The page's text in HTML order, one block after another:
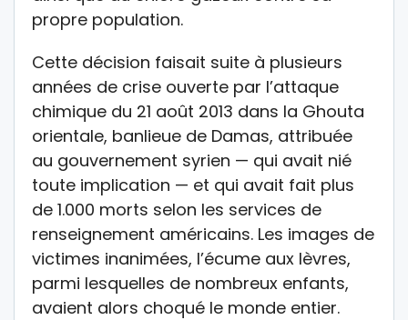
propre population.
Cette décision faisait suite à plusieurs
années de crise ouverte par l’attaque
chimique du 21 août 2013 dans la Ghouta
orientale, banlieue de Damas, attribuée
au gouvernement syrien — qui avait nié
toute implication — et qui avait fait plus
de 1.000 morts selon les services de
renseignement américains. Les images de
victimes inanimées, l’écume aux lèvres,
parmi lesquelles de nombreux enfants,
avaient alors choqué le monde entier.